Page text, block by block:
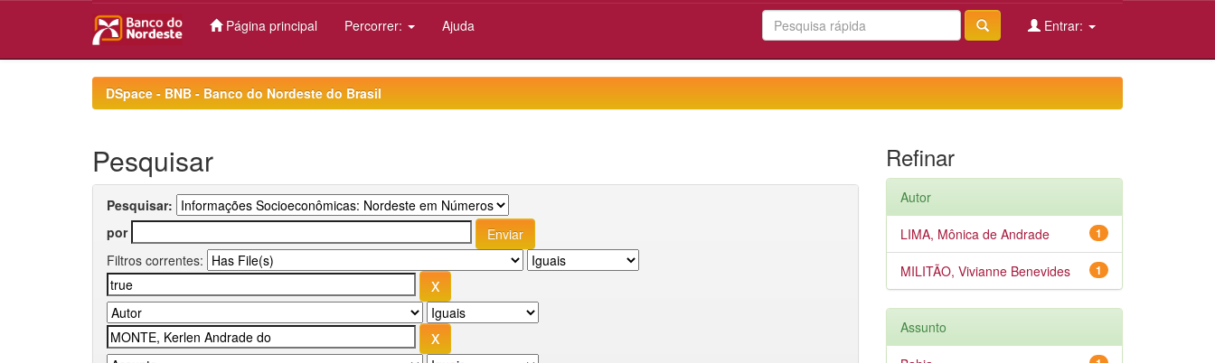
Página principal Percorrer: Ajuda Entrar:
DSpace - BNB - Banco do Nordeste do Brasil
Pesquisar
Pesquisar:
por
Filtros correntes:
Refinar
Autor
1
LIMA, Mônica de Andrade
1
MILITÃO, Vivianne Benevides
Assunto